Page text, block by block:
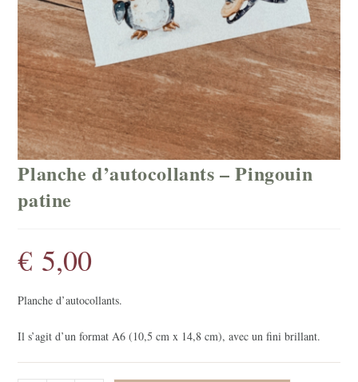
Planche d’autocollants – Pingouin
patine
€ 5,00
Planche d’autocollants.
Il s’agit d’un format A6 (10,5 cm x 14,8 cm), avec un fini brillant.